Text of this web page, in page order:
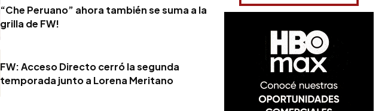
“Che Peruano” ahora también se suma a la
grilla de FW!
FW: Acceso Directo cerró la segunda
temporada junto a Lorena Meritano